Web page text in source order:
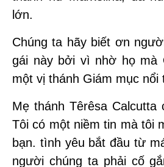
lớn.
Chúng ta hãy biết ơn
gái này bởi vì nhờ họ mà
một vị thánh Giám mục nổi
Mẹ thánh Têrêsa Calcutta
Tôi có một niềm tin mà tôi
bạn. tình yêu bắt đầu từ
người chúng ta phải cố